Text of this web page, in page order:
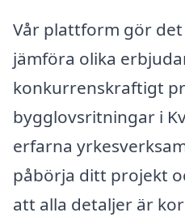
Vår plattform gör
jämföra olika
konkurrenskraftigt
bygglovsritningar i
erfarna
påbörja ditt projekt
att alla detaljer är